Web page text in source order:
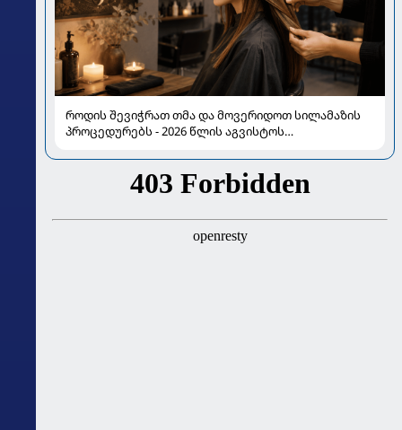
როდის შევიჭრათ თმა და მოვერიდოთ სილამაზის
ასტროლოგიური გზამკვლევი